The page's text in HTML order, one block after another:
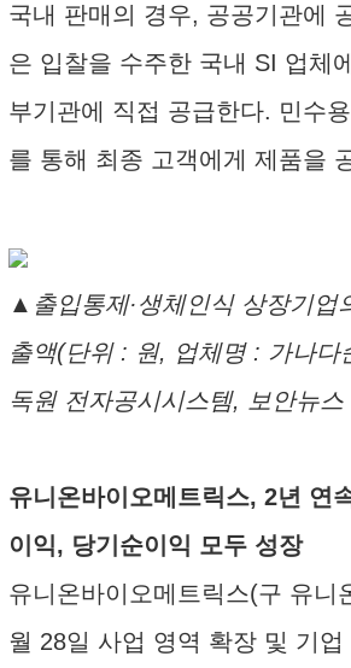
국내 판매의 경우, 공공기관에
은 입찰을 수주한 국내 SI 업체
부기관에 직접 공급한다. 민수
를 통해 최종 고객에게 제품을
▲출입통제·생체인식 상장기업
출액(단위 : 원, 업체명 : 가나다
독원 전자공시시스템, 보안뉴스
유니온바이오메트릭스, 2년 연
이익, 당기순이익 모두 성장
유니온바이오메트릭스(구 유니
월 28일 사업 영역 확장 및 기